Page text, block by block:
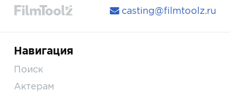
casting@filmtoolz.ru
Навигация
Поиск
Актерам